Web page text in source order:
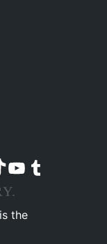
へ YouTube チャンネルへ Tumblr アカウントへ
the